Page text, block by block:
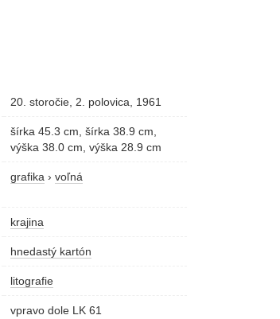
20. storočie, 2. polovica, 1961
šírka 45.3 cm, šírka 38.9 cm,
výška 38.0 cm, výška 28.9 cm
grafika › voľná
krajina
hnedastý kartón
litografie
vpravo dole LK 61